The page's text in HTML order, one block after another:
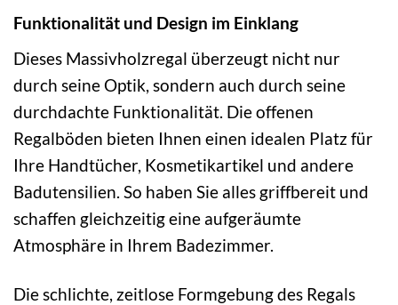
Funktionalität und Design im Einklang
Dieses Massivholzregal überzeugt nicht nur
durch seine Optik, sondern auch durch seine
durchdachte Funktionalität. Die offenen
Regalböden bieten Ihnen einen idealen Platz für
Ihre Handtücher, Kosmetikartikel und andere
Badutensilien. So haben Sie alles griffbereit und
schaffen gleichzeitig eine aufgeräumte
Atmosphäre in Ihrem Badezimmer.
Die schlichte, zeitlose Formgebung des Regals